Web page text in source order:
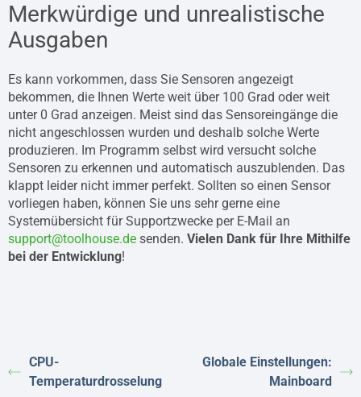
Merkwürdige und unrealistische
Ausgaben
Es kann vorkommen, dass Sie Sensoren angezeigt
bekommen, die Ihnen Werte weit über 100 Grad oder weit
unter 0 Grad anzeigen. Meist sind das Sensoreingänge die
nicht angeschlossen wurden und deshalb solche Werte
produzieren. Im Programm selbst wird versucht solche
Sensoren zu erkennen und automatisch auszublenden. Das
klappt leider nicht immer perfekt. Sollten so einen Sensor
vorliegen haben, können Sie uns sehr gerne eine
Systemübersicht für Supportzwecke per E-Mail an
support@toolhouse.de senden. Vielen Dank für Ihre Mithilfe
bei der Entwicklung!
CPU-
Temperaturdrosselung
Globale Einstellungen:
Mainboard